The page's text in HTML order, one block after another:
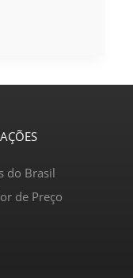
do Brasil
de Preço